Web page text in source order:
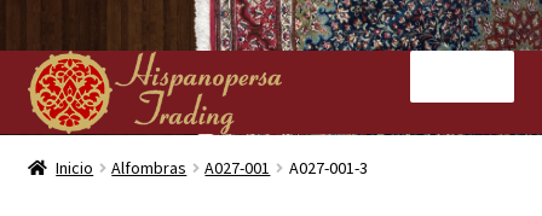
Ir
a
la
navegación
Ir
al
contenido
InicioInicio Alfombras A027-001 A027-001-3